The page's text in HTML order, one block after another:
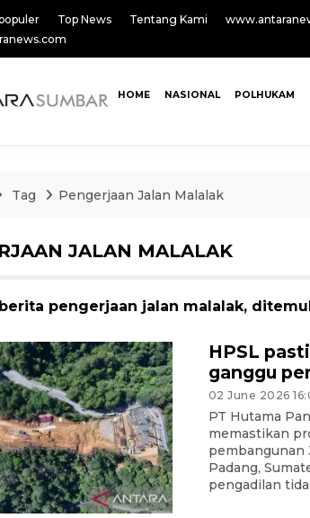
Top News Tentang Kami
HOME NASIONAL POLHUKAM
Tag Pengerjaan Jalan Malalak
JALAN MALALAK
pengerjaan jalan malalak,
HPSL
ganggu
02 June 2026
PT Hutama
memastikan
pembangunan
Padang,
pengadilan